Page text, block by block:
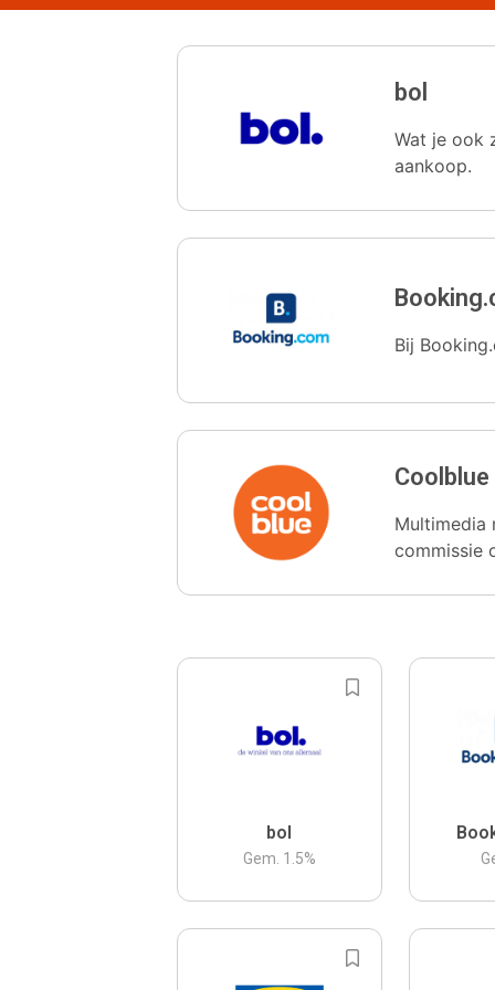
bol
Wat je ook
aankoop.
Bij
Coolblue
Multimedia
commissie
bol
Gem. 1.5%